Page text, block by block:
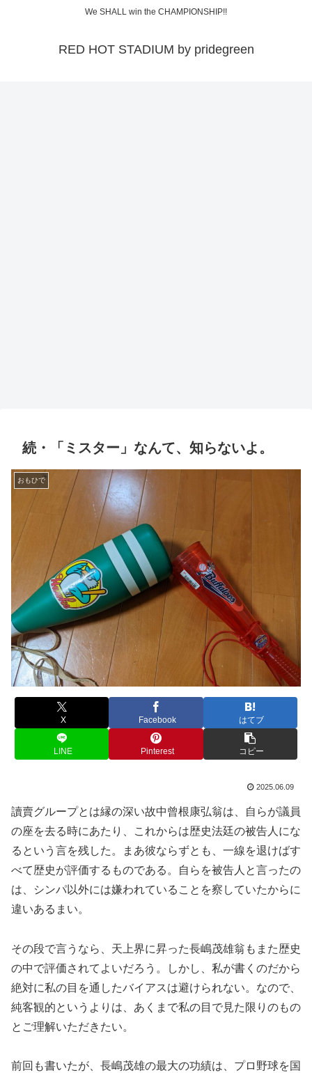
We SHALL win the CHAMPIONSHIP!!
RED HOT STADIUM by pridegreen
続・「ミスター」なんて、知らないよ。
おもひで
X Facebook はてブ
LINE Pinterest コピー
2025.06.09
讀賣グループとは縁の深い故中曾根康弘翁は、自らが議員
の座を去る時にあたり、これからは歴史法廷の被告人にな
るという言を残した。まあ彼ならずとも、一線を退けばす
べて歴史が評価するものである。自らを被告人と言ったの
は、シンパ以外には嫌われていることを察していたからに
違いあるまい。
その段で言うなら、天上界に昇った長嶋茂雄翁もまた歴史
の中で評価されてよいだろう。しかし、私が書くのだから
絶対に私の目を通したバイアスは避けられない。なので、
純客観的というよりは、あくまで私の目で見た限りのもの
とご理解いただきたい。
前回も書いたが、長嶋茂雄の最大の功績は、プロ野球を国